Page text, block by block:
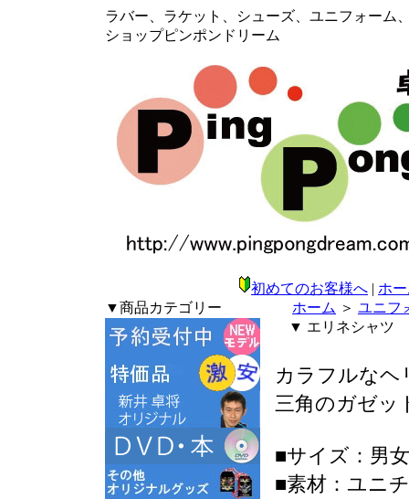
ラバー、ラケット、シューズ、ユニフォーム
ショップピンポンドリーム
初めてのお客様へ | ホ
▼商品カテゴリー
ホーム ＞ ユニフ
▼ エリネシャツ
カラフルなヘ
三角のガゼッ
■サイズ：男
■素材：ユニ